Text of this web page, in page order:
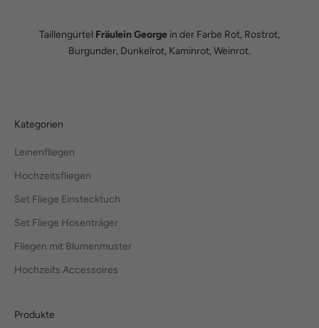
Taillengürtel Fräulein George in der Farbe Rot, Rostrot,
Burgunder, Dunkelrot, Kaminrot, Weinrot.
Kategorien
Leinenfliegen
Hochzeitsfliegen
Set Fliege Einstecktuch
Set Fliege Hosenträger
Fliegen mit Blumenmuster
Hochzeits Accessoires
Produkte